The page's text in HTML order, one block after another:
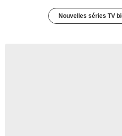
Nouvelles séries TV